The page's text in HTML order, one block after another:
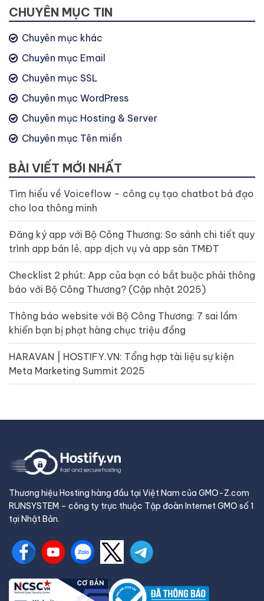
CHUYÊN MỤC TIN
Chuyên mục khác
Chuyên mục Email
Chuyên mục SSL
Chuyên mục WordPress
Chuyên mục Hosting & Server
Chuyên mục Tên miền
BÀI VIẾT MỚI NHẤT
Tìm hiểu về Voiceflow – công cụ tạo chatbot bá đạo
cho loa thông minh
Đăng ký app với Bộ Công Thương: So sánh chi tiết quy
trình app bán lẻ, app dịch vụ và app sàn TMĐT
Checklist 2 phút: App của bạn có bắt buộc phải thông
báo với Bộ Công Thương? (Cập nhật 2025)
Thông báo website với Bộ Công Thương: 7 sai lầm
khiến bạn bị phạt hàng chục triệu đồng
HARAVAN | HOSTIFY.VN: Tổng hợp tài liệu sự kiện
Meta Marketing Summit 2025
Thương hiệu Hosting hàng đầu tại Việt Nam của GMO-Z.com
RUNSYSTEM – công ty trực thuộc Tập đoàn Internet GMO số 1
tại Nhật Bản.